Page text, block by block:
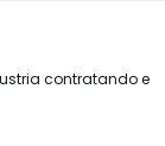
contratando e